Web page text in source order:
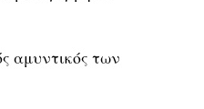
αμυντικός των